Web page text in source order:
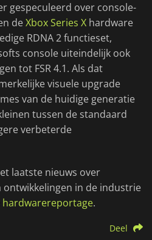
gespeculeerd over console-
deXbox Series X hardware
RDNA 2 functieset,
console uiteindelijk ook
tot FSR 4.1. Als dat
visuele upgrade
van de huidige generatie
tussen de standaard
verbeterde
laatste nieuws over
in de industrie
hardwarereportage.
Deel